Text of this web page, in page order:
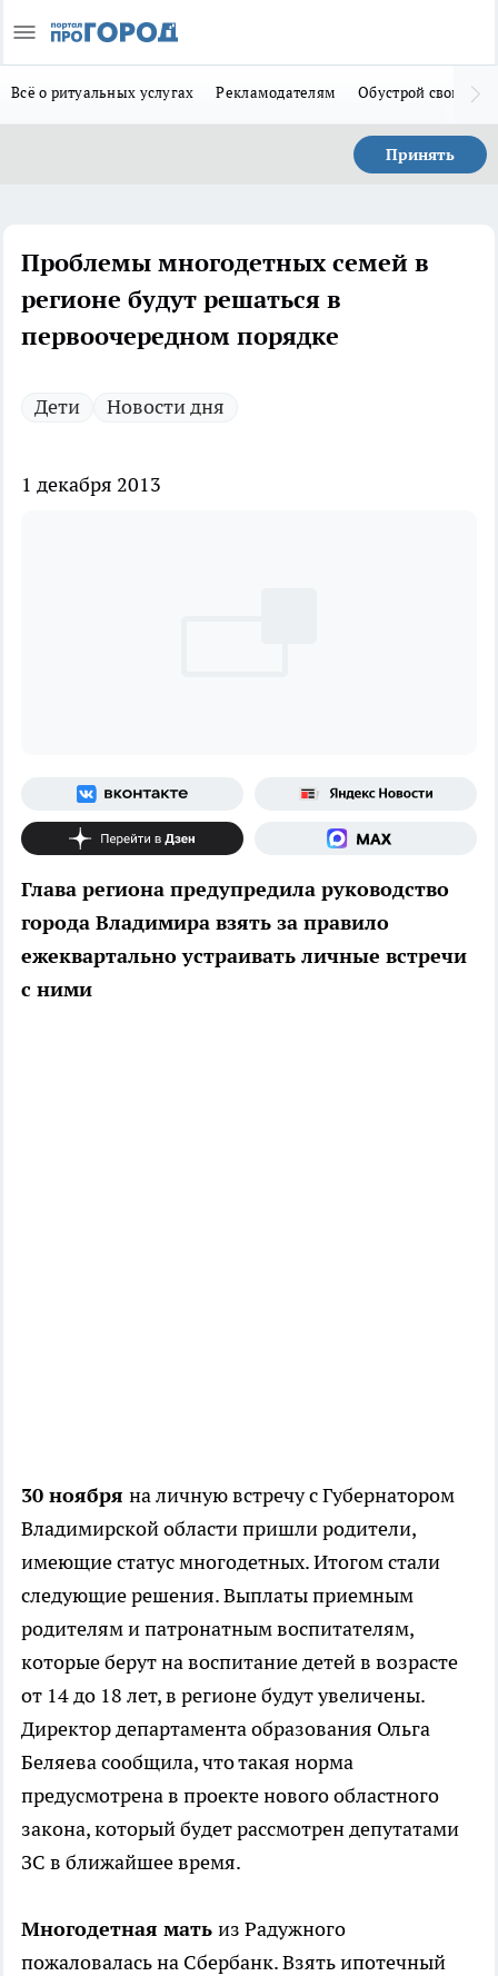
Всё о ритуальных услугах Рекламодателям Обустрой свой дом
Принять
Проблемы многодетных семей в
регионе будут решаться в
первоочередном порядке
Дети Новости дня
1 декабря 2013
Глава региона предупредила руководство
города Владимира взять за правило
ежеквартально устраивать личные встречи
с ними
30 ноября на личную встречу с Губернатором
Владимирской области пришли родители,
имеющие статус многодетных. Итогом стали
следующие решения. Выплаты приемным
родителям и патронатным воспитателям,
которые берут на воспитание детей в возрасте
от 14 до 18 лет, в регионе будут увеличены.
Директор департамента образования Ольга
Беляева сообщила, что такая норма
предусмотрена в проекте нового областного
закона, который будет рассмотрен депутатами
ЗС в ближайшее время.
Многодетная мать из Радужного
пожаловалась на Сбербанк. Взять ипотечный